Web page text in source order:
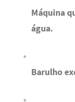
Máquina
água.
Barulho